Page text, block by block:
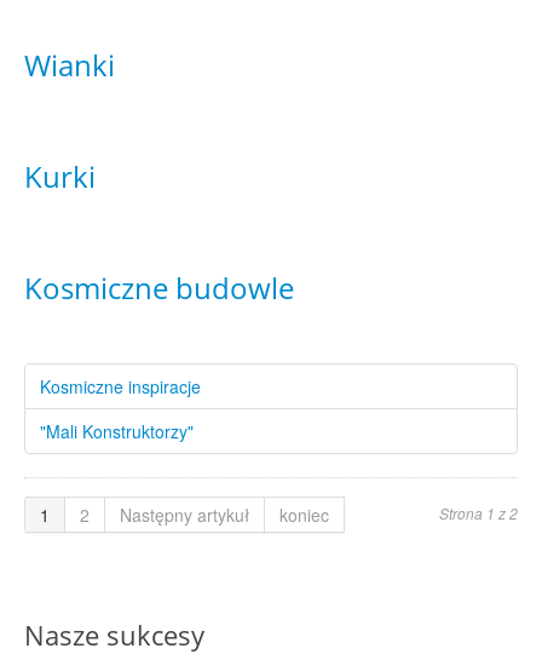
Wianki
Kurki
Kosmiczne budowle
Kosmiczne inspiracje
"Mali Konstruktorzy"
Strona 1 z 2
1 2 Następny artykuł koniec
Nasze sukcesy